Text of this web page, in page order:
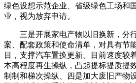
绿色设想示范企业、省级绿色工场和
业，视为放弃申请。
三是开展家电产物以旧换新，分
案、配套政策和使命清单，对具有节
目，支撑汽车置换更新。目前速度较
本高程度再生操纵，凸起提标提质提
制制和梯次操纵、四是加大废旧产物